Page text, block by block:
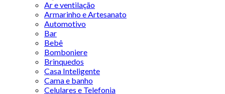
Ar e ventilação
Armarinho e Artesanato
Automotivo
Bar
Bebê
Bomboniere
Brinquedos
Casa Inteligente
Cama e banho
Celulares e Telefonia